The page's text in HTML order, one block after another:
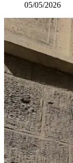
05/05/2026